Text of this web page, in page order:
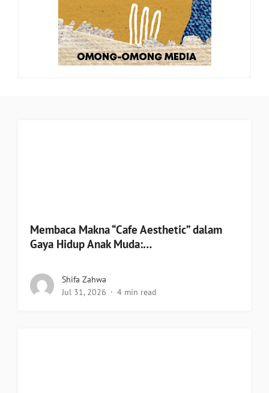
Membaca Makna “Cafe Aesthetic” dalam
Gaya Hidup Anak Muda:…
Shifa Zahwa
Jul 31, 2026
4 min read